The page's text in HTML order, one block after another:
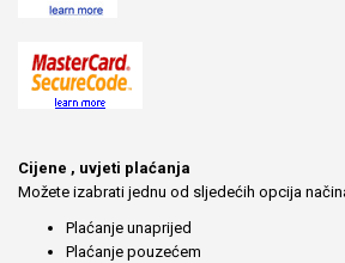
Cijene , uvjeti plaćanja
Možete izabrati jednu od sljedećih opcija
Plaćanje unaprijed
Plaćanje pouzećem